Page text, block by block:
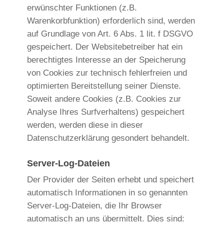
erwünschter Funktionen (z.B.
Warenkorbfunktion) erforderlich sind, werden
auf Grundlage von Art. 6 Abs. 1 lit. f DSGVO
gespeichert. Der Websitebetreiber hat ein
berechtigtes Interesse an der Speicherung
von Cookies zur technisch fehlerfreien und
optimierten Bereitstellung seiner Dienste.
Soweit andere Cookies (z.B. Cookies zur
Analyse Ihres Surfverhaltens) gespeichert
werden, werden diese in dieser
Datenschutzerklärung gesondert behandelt.
Server-Log-Dateien
Der Provider der Seiten erhebt und speichert
automatisch Informationen in so genannten
Server-Log-Dateien, die Ihr Browser
automatisch an uns übermittelt. Dies sind: